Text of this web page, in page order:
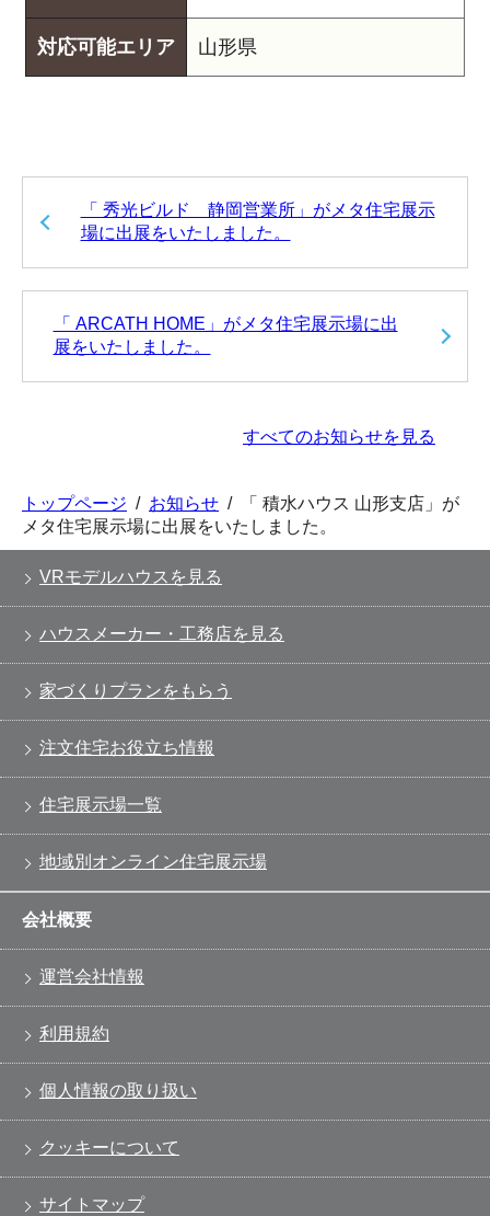
対応可能エリア 山形県
「 ARCATH HOME」がメタ住宅展示場に出
展をいたしました。
「 秀光ビルド 静岡営業所」がメタ住宅展示
場に出展をいたしました。
すべてのお知らせを見る
トップページ / お知らせ /
「 積水ハウス 山形支店」が
メタ住宅展示場に出展をいたしました。
VRモデルハウスを見る
ハウスメーカー・工務店を見る
家づくりプランをもらう
注文住宅お役立ち情報
住宅展示場一覧
地域別オンライン住宅展示場
会社概要
運営会社情報
利用規約
個人情報の取り扱い
クッキーについて
サイトマップ